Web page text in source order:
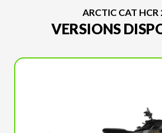
ARCTIC CAT HCR
VERSIONS